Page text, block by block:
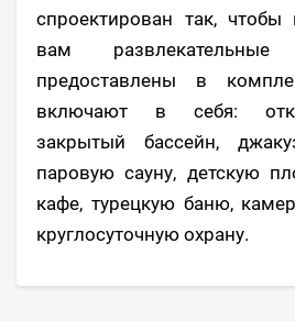
спроектирован так,
вам
предоставлены в
включают в себя:
закрытый бассейн,
паровую сауну, детскую
кафе, турецкую баню,
круглосуточную охрану.